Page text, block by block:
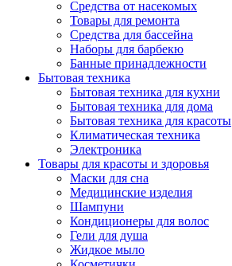
Средства от насекомых
Товары для ремонта
Средства для бассейна
Наборы для барбекю
Банные принадлежности
Бытовая техника
Бытовая техника для кухни
Бытовая техника для дома
Бытовая техника для красоты
Климатическая техника
Электроника
Товары для красоты и здоровья
Маски для сна
Медицинские изделия
Шампуни
Кондиционеры для волос
Гели для душа
Жидкое мыло